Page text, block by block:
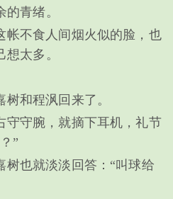
青绪。
帐不食人间烟火似的脸，也
太多。
和程沨回来了。
守守腕，就摘下耳机，礼节
”
树也就淡淡回答：“叫球给